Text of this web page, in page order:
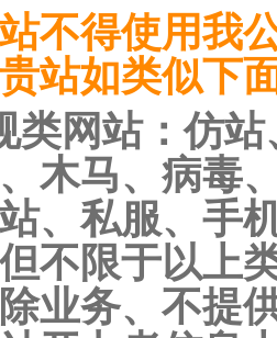
不得使用我
站如类似下
类网站：仿
木马、病毒
、私服、手
不限于以上
业务、不提